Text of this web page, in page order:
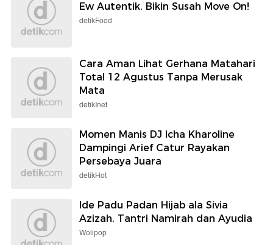
Ew Autentik, Bikin Susah Move On!
detikFood
Cara Aman Lihat Gerhana Matahari
Total 12 Agustus Tanpa Merusak
Mata
detikInet
Momen Manis DJ Icha Kharoline
Dampingi Arief Catur Rayakan
Persebaya Juara
detikHot
Ide Padu Padan Hijab ala Sivia
Azizah, Tantri Namirah dan Ayudia
Wolipop